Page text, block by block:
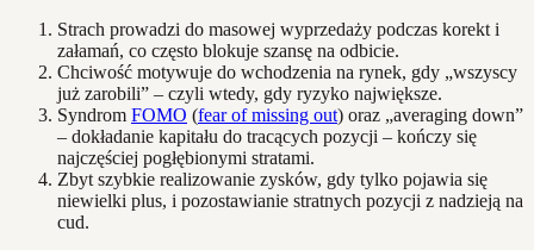
Strach prowadzi do masowej wyprzedaży podczas korekt i
załamań, co często blokuje szansę na odbicie.
Chciwość motywuje do wchodzenia na rynek, gdy „wszyscy
już zarobili” – czyli wtedy, gdy ryzyko największe.
Syndrom FOMO (fear of missing out) oraz „averaging down”
– dokładanie kapitału do tracących pozycji – kończy się
najczęściej pogłębionymi stratami.
Zbyt szybkie realizowanie zysków, gdy tylko pojawia się
niewielki plus, i pozostawianie stratnych pozycji z nadzieją na
cud.